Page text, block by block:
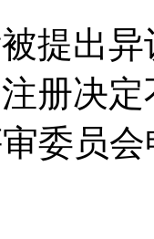
提出
册决
委员